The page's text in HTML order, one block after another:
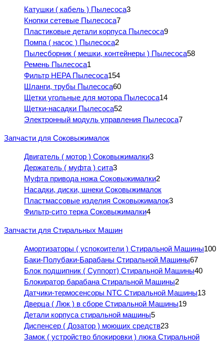
Катушки ( кабель ) Пылесоса3
Кнопки сетевые Пылесоса7
Пластиковые детали корпуса Пылесоса9
Помпа ( насос ) Пылесоса2
Пылесборник ( мешки, контейнеры ) Пылесоса58
Ремень Пылесоса1
Фильтр HEPA Пылесоса154
Шланги, трубы Пылесоса60
Щетки угольные для мотора Пылесоса14
Щетки-насадки Пылесоса52
Электронный модуль управления Пылесоса7
Запчасти для Соковыжималок
Двигатель ( мотор ) Соковыжималки3
Держатель ( муфта ) сита3
Муфта привода ножа Соковыжималки2
Насадки, диски, шнеки Соковыжималок
Пластмассовые изделия Соковыжималок3
Фильтр-сито терка Соковыжималки4
Запчасти для Стиральных Машин
Амортизаторы ( успокоители ) Стиральной Машины100
Баки-Полубаки-Барабаны Стиральной Машины67
Блок подшипник ( Суппорт) Стиральной Машины40
Блокиратор барабана Стиральной Машины2
Датчики-термосенсоры NTC Стиральной Машины13
Дверца ( Люк ) в сборе Стиральной Машины19
Детали корпуса стиральной машины5
Диспенсер ( Дозатор ) моющих средств23
Замок ( устройство блокировки ) люка Стиральной